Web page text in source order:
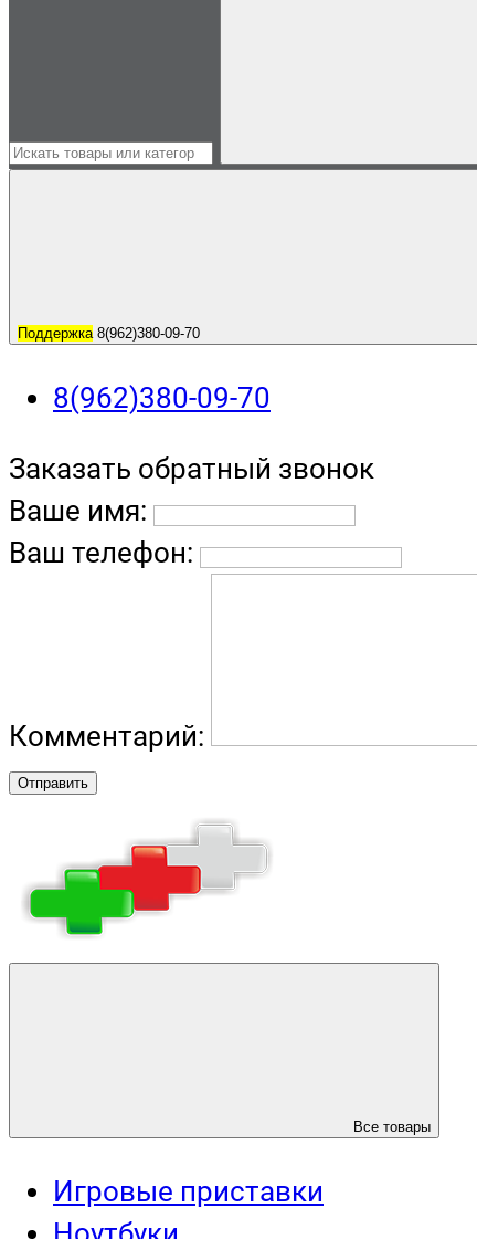
Поддержка 8(962)380-09-70
8(962)380-09-70
Заказать обратный звонок
Ваше имя:
Ваш телефон:
Комментарий:
Отправить
Все товары
Игровые приставки